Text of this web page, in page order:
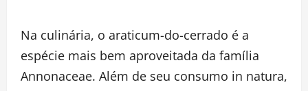
Na culinária, o araticum-do-cerrado é a
espécie mais bem aproveitada da família
Annonaceae. Além de seu consumo in natura,